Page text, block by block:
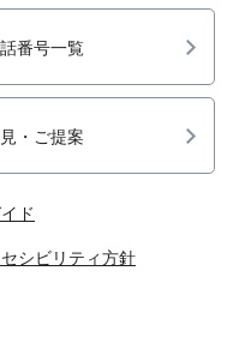
番号一覧
・ご提案
ド
シビリティ方針